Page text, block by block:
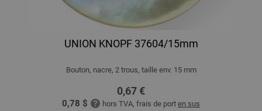
UNION KNOPF 37604/15mm
Bouton, nacre, 2 trous, taille env. 15 mm
0,67 €
0,78 $ hors TVA, frais de port en sus